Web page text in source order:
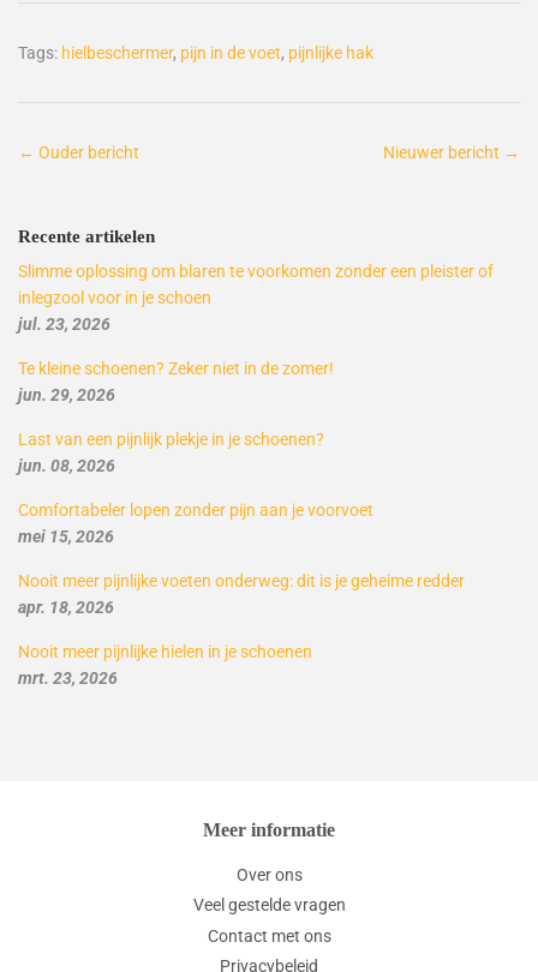
Tags: hielbeschermer, pijn in de voet, pijnlijke hak
← Ouder bericht Nieuwer bericht →
Recente artikelen
Slimme oplossing om blaren te voorkomen zonder een pleister of
inlegzool voor in je schoen
jul. 23, 2026
Te kleine schoenen? Zeker niet in de zomer!
jun. 29, 2026
Last van een pijnlijk plekje in je schoenen?
jun. 08, 2026
Comfortabeler lopen zonder pijn aan je voorvoet
mei 15, 2026
Nooit meer pijnlijke voeten onderweg: dit is je geheime redder
apr. 18, 2026
Nooit meer pijnlijke hielen in je schoenen
mrt. 23, 2026
Meer informatie
Over ons
Veel gestelde vragen
Contact met ons
Privacybeleid